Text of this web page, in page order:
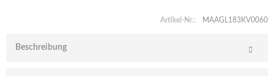
Artikel-Nr.: MAAGL183KV0060
Beschreibung